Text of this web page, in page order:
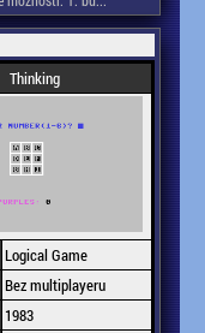
Thinking
Logical Game
Bez multiplayeru
1983